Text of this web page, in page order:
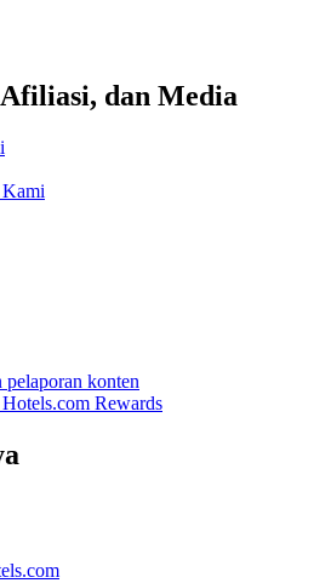
dan Media
Kami
pelaporan konten
Rewards